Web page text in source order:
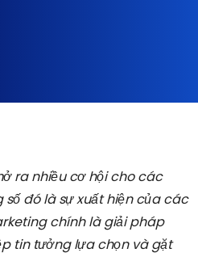
ra nhiều cơ hội cho các
đó là sự xuất hiện của các
chính là giải pháp
tin tưởng lựa chọn và gặt